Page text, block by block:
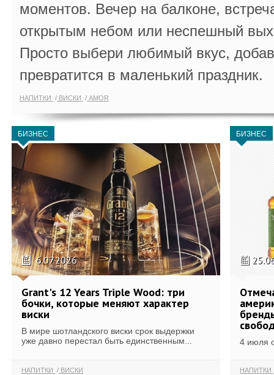
моментов. Вечер на балконе,
открытым небом или неспешный
Просто выбери любимый вкус,
превратится в маленький праздник.
НАПИТКИ ВИСКИ AMOR
БИЗНЕС
6.07.2026
Grant's 12 Years Triple Wood: три
бочки, которые меняют характер
виски
В мире шотландского виски срок выдержки
уже давно перестал быть единственным...
НАПИТКИ ВИСКИ
БИЗНЕС
4 июля
НАПИТКИ